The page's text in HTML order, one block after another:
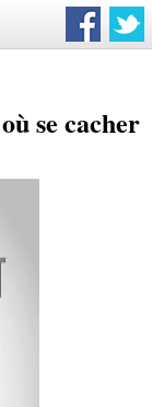
se cacher